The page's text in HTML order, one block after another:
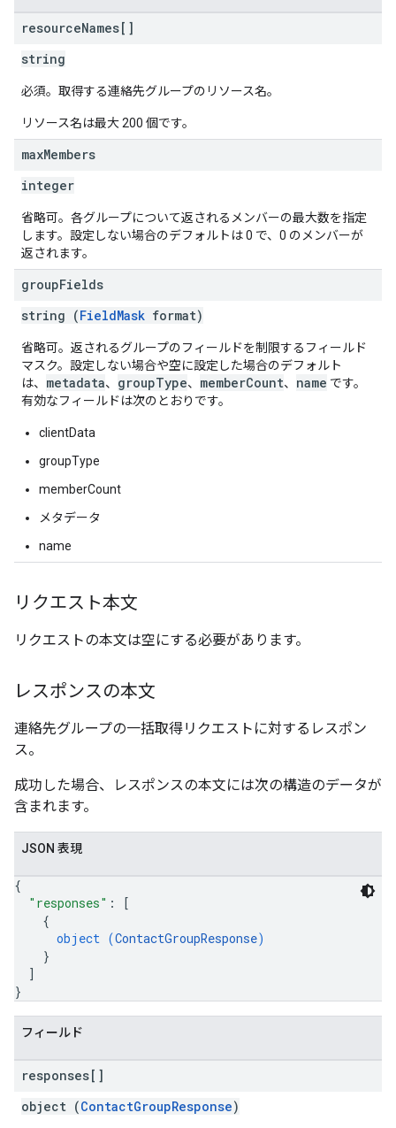
resourceNames[]
string
必須。取得する連絡先グループのリソース名。
リソース名は最大 200 個です。
maxMembers
integer
省略可。各グループについて返されるメンバーの最大数を指定
します。設定しない場合のデフォルトは 0 で、0 のメンバーが
返されます。
groupFields
string (FieldMask format)
省略可。返されるグループのフィールドを制限するフィールド
マスク。設定しない場合や空に設定した場合のデフォルト
は、 metadata、 groupType、 memberCount、 name です。
有効なフィールドは次のとおりです。
clientData
groupType
memberCount
メタデータ
name
リクエスト本文
リクエストの本文は空にする必要があります。
レスポンスの本文
連絡先グループの一括取得リクエストに対するレスポン
ス。
成功した場合、レスポンスの本文には次の構造のデータが
含まれます。
JSON 表現
{
"responses" :
[
{
object (ContactGroupResponse)
}
]
}
フィールド
responses[]
object (ContactGroupResponse)